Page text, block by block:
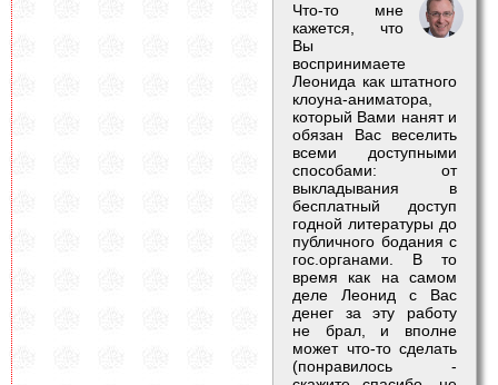
Что-то мне
кажется, что
Вы
воспринимаете
Леонида как штатного
клоуна-аниматора,
который Вами нанят и
обязан Вас веселить
всеми доступными
способами: от
выкладывания в
бесплатный доступ
годной литературы до
публичного бодания с
гос.органами. В то
время как на самом
деле Леонид с Вас
денег за эту работу
не брал, и вполне
может что-то сделать
(понравилось -